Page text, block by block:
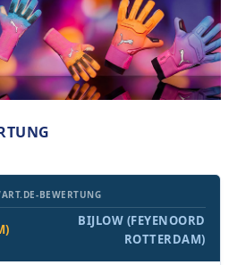
BEWERTUNG
BIJLOW (FEYENOORD
ROTTERDAM)